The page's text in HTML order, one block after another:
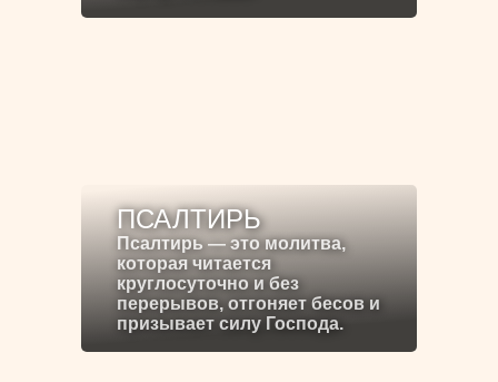
ПСАЛТИРЬ
Псалтирь — это молитва,
которая читается
круглосуточно и без
перерывов, отгоняет бесов и
призывает силу Господа.